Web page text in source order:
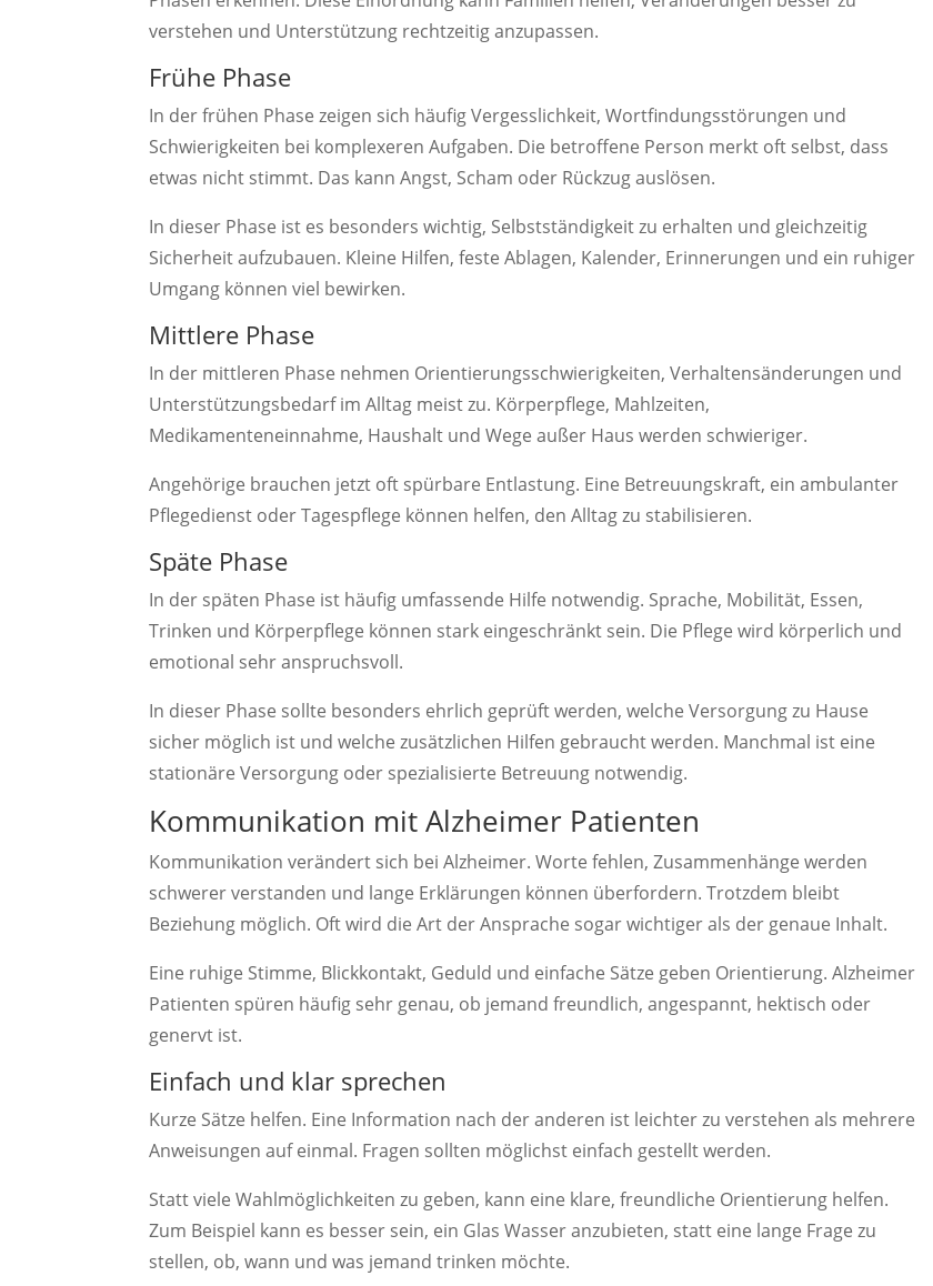
verstehen und Unterstützung rechtzeitig anzupassen.
Frühe Phase
In der frühen Phase zeigen sich häufig Vergesslichkeit, Wortfindungsstörungen und
Schwierigkeiten bei komplexeren Aufgaben. Die betroffene Person merkt oft selbst, dass
etwas nicht stimmt. Das kann Angst, Scham oder Rückzug auslösen.
In dieser Phase ist es besonders wichtig, Selbstständigkeit zu erhalten und gleichzeitig
Sicherheit aufzubauen. Kleine Hilfen, feste Ablagen, Kalender, Erinnerungen und ein ruhiger
Umgang können viel bewirken.
Mittlere Phase
In der mittleren Phase nehmen Orientierungsschwierigkeiten, Verhaltensänderungen und
Unterstützungsbedarf im Alltag meist zu. Körperpflege, Mahlzeiten,
Medikamenteneinnahme, Haushalt und Wege außer Haus werden schwieriger.
Angehörige brauchen jetzt oft spürbare Entlastung. Eine Betreuungskraft, ein ambulanter
Pflegedienst oder Tagespflege können helfen, den Alltag zu stabilisieren.
Späte Phase
In der späten Phase ist häufig umfassende Hilfe notwendig. Sprache, Mobilität, Essen,
Trinken und Körperpflege können stark eingeschränkt sein. Die Pflege wird körperlich und
emotional sehr anspruchsvoll.
In dieser Phase sollte besonders ehrlich geprüft werden, welche Versorgung zu Hause
sicher möglich ist und welche zusätzlichen Hilfen gebraucht werden. Manchmal ist eine
stationäre Versorgung oder spezialisierte Betreuung notwendig.
Kommunikation mit Alzheimer Patienten
Kommunikation verändert sich bei Alzheimer. Worte fehlen, Zusammenhänge werden
schwerer verstanden und lange Erklärungen können überfordern. Trotzdem bleibt
Beziehung möglich. Oft wird die Art der Ansprache sogar wichtiger als der genaue Inhalt.
Eine ruhige Stimme, Blickkontakt, Geduld und einfache Sätze geben Orientierung. Alzheimer
Patienten spüren häufig sehr genau, ob jemand freundlich, angespannt, hektisch oder
genervt ist.
Einfach und klar sprechen
Kurze Sätze helfen. Eine Information nach der anderen ist leichter zu verstehen als mehrere
Anweisungen auf einmal. Fragen sollten möglichst einfach gestellt werden.
Statt viele Wahlmöglichkeiten zu geben, kann eine klare, freundliche Orientierung helfen.
Zum Beispiel kann es besser sein, ein Glas Wasser anzubieten, statt eine lange Frage zu
stellen, ob, wann und was jemand trinken möchte.